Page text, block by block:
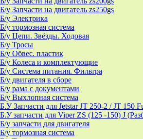
Б/у Запчасти на двигатель zs250gs
Б/у Электрика
Б/у тормозная система
Б/у Цепи. Звёзды. Ходовая
Б/у Тросы
Б/у Обвес. пластик
Б/у Колеса и комплектующие
Б/у Система питания. Фильтра
Б/у двигателя в сборе
Б/у рама с документами
Б/у Выхлопная система
Б.У Запчасти для Jetstar JT 250-2 / JT 150
Б.У запчасти для Viper ZS (125 -150) J
Б/у запчасти для двигателя
Б/у тормозная система